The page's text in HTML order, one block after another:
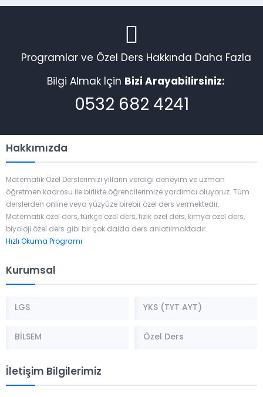
Programlar ve Özel Ders Hakkında Daha Fazla
Bilgi Almak İçin Bizi Arayabilirsiniz:
0532 682 4241
Hakkımızda
Matematik Özel Derslerimizi yılların verdiği deneyim ve uzman
öğretmen kadrosu ile birlikte öğrencilerimize yardımcı oluyoruz. Tüm
derslerden online veya yüzyüze birebir özel ders vermektedir.
Matematik özel ders, türkçe özel ders, fizik özel ders, kimya özel ders,
biyoloji özel ders gibi bir çok dalda ders anlatılmaktadır.
Hızlı Okuma Programı
Kurumsal
LGS YKS (TYT AYT)
BİLSEM Özel Ders
İletişim Bilgilerimiz